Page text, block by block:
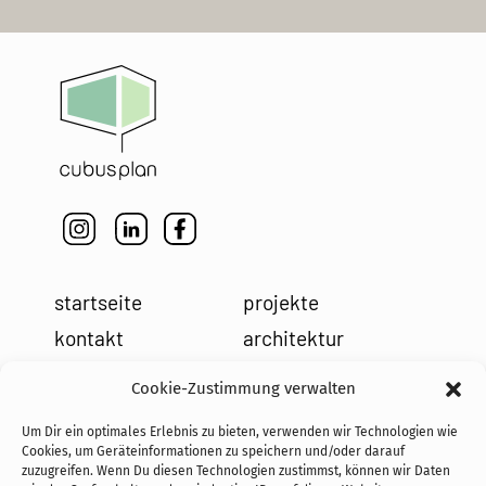
Cookie-Zustimmung verwalten
Um Dir ein optimales Erlebnis zu bieten, verwenden wir Technologien wie
Cookies, um Geräteinformationen zu speichern und/oder darauf
zuzugreifen. Wenn Du diesen Technologien zustimmst, können wir Daten
startseite
projekte
kontakt
architektur
leistungen
cookies
team